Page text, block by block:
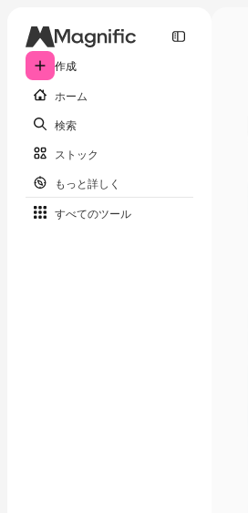
作成
ホーム
検索
ストック
もっと詳しく
すべてのツール